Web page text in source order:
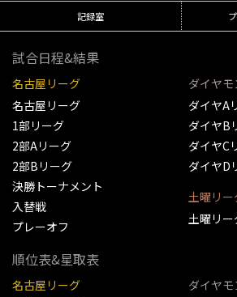
記録室
試合日程&結果
名古屋リーグ
名古屋リーグ
1部リーグ
2部Aリーグ
2部Bリーグ
決勝トーナメント
入替戦
プレーオフ
ダイヤ
ダイヤA
ダイヤB
ダイヤC
ダイヤD
土曜リー
土曜リー
順位表&星取表
名古屋リーグ
ダイヤ